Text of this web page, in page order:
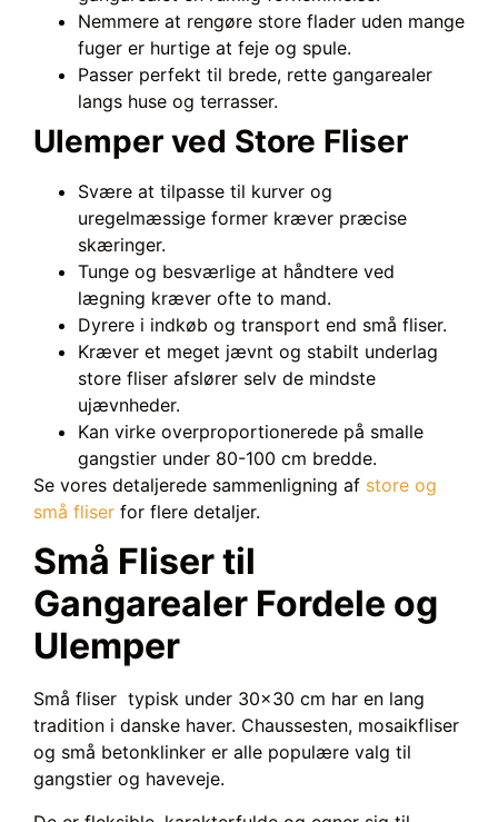
Nemmere at rengøre store flader uden mange
fuger er hurtige at feje og spule.
Passer perfekt til brede, rette gangarealer
langs huse og terrasser.
Ulemper ved Store Fliser
Svære at tilpasse til kurver og
uregelmæssige former kræver præcise
skæringer.
Tunge og besværlige at håndtere ved
lægning kræver ofte to mand.
Dyrere i indkøb og transport end små fliser.
Kræver et meget jævnt og stabilt underlag
store fliser afslører selv de mindste
ujævnheder.
Kan virke overproportionerede på smalle
gangstier under 80-100 cm bredde.
Se vores detaljerede sammenligning af store og
små fliser for flere detaljer.
Små Fliser til
Gangarealer Fordele og
Ulemper
Små fliser typisk under 30×30 cm har en lang
tradition i danske haver. Chaussesten, mosaikfliser
og små betonklinker er alle populære valg til
gangstier og haveveje.